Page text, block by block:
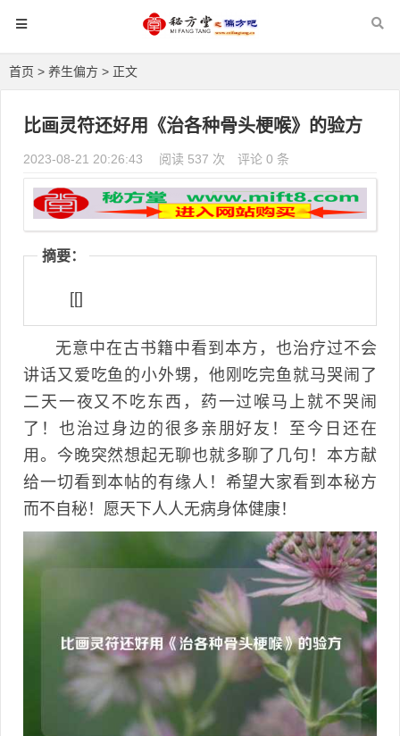
首页 > 养生偏方 > 正文
比画灵符还好用《治各种骨头梗喉》的验方
2023-08-21 20:26:43 阅读 537 次 评论 0 条
摘要：
[[]
无意中在古书籍中看到本方，也治疗过不会
讲话又爱吃鱼的小外甥，他刚吃完鱼就马哭闹了
二天一夜又不吃东西，药一过喉马上就不哭闹
了！也治过身边的很多亲朋好友！至今日还在
用。今晚突然想起无聊也就多聊了几句！本方献
给一切看到本帖的有缘人！希望大家看到本秘方
而不自秘！愿天下人人无病身体健康！